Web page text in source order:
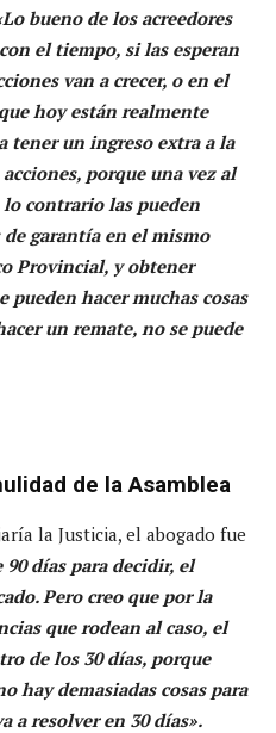
bueno de los acreedores
el tiempo, si las esperan
van a crecer, o en el
hoy están realmente
tener un ingreso extra a la
porque una vez al
contrario las pueden
garantía en el mismo
Provincial, y obtener
pueden hacer muchas cosas
un remate, no se puede
de la Asamblea
la Justicia, el abogado fue
90 días para decidir, el
Pero creo que por la
que rodean al caso, el
de los 30 días, porque
hay demasiadas cosas para
a resolver en 30 días».